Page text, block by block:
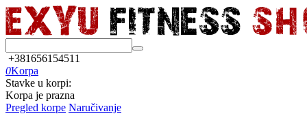
+381656154511
0Korpa
Stavke u korpi:
Korpa je prazna
Pregled korpe Naručivanje